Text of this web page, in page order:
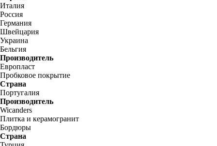
Италия
Россия
Германия
Швейцария
Украина
Бельгия
Производитель
Европласт
Пробковое покрытие
Страна
Португалия
Производитель
Wicanders
Плитка и керамогранит
Бордюры
Страна